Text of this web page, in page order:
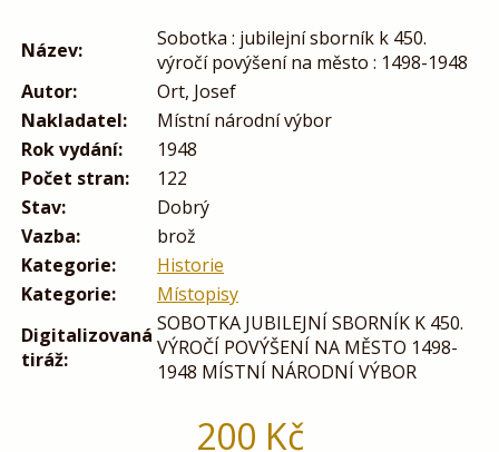
Název:
Sobotka : jubilejní sborník k 450.
výročí povýšení na město : 1498-1948
Autor:
Ort, Josef
Nakladatel:
Místní národní výbor
Rok vydání:
1948
Počet stran:
122
Stav:
Dobrý
Vazba:
brož
Kategorie:
Historie
Kategorie:
Místopisy
Digitalizovaná
tiráž:
SOBOTKA JUBILEJNÍ SBORNÍK K 450.
VÝROČÍ POVÝŠENÍ NA MĚSTO 1498-
1948 MÍSTNÍ NÁRODNÍ VÝBOR
200 Kč